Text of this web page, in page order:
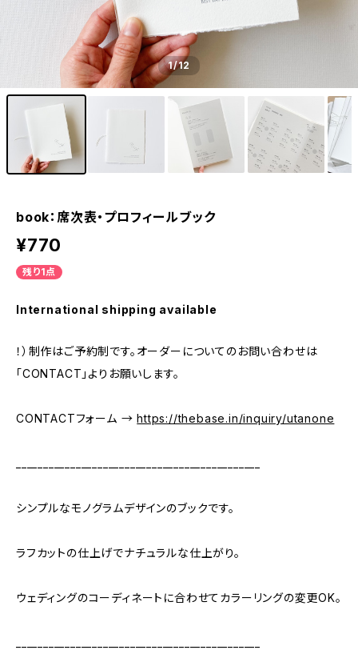
1/12
book：席次表・プロフィールブック
¥770
残り1点
International shipping available
！）制作はご予約制です。オーダーについてのお問い合わせは
「CONTACT」よりお願いします。
CONTACTフォーム →https://thebase.in/inquiry/utanone
シンプルなモノグラムデザインのブックです。
ラフカットの仕上げでナチュラルな仕上がり。
ウェディングのコーディネートに合わせてカラーリングの変更OK。